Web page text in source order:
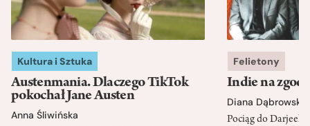
Kultura i Sztuka
Austenmania. Dlaczego TikTok
pokochał Jane Austen
Anna Śliwińska
Felietony
Indie na
Diana Dąbrowska
Pociąg do